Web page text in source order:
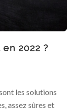
2022 ?
les solutions
assez sûres et